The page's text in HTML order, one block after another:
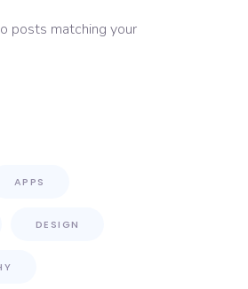
posts matching your
APPS
DESIGN